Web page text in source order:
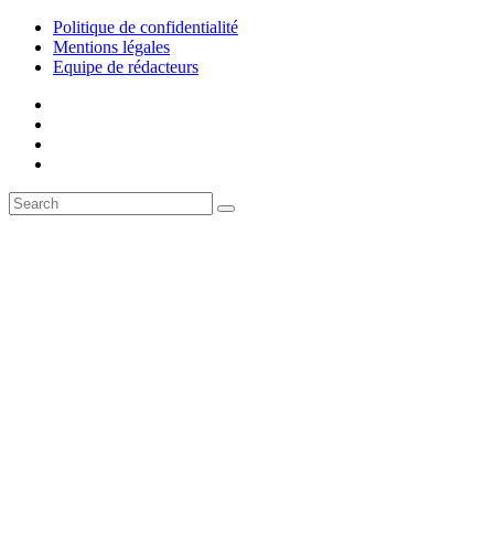
Politique de confidentialité
Mentions légales
Equipe de rédacteurs